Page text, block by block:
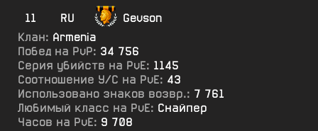
11
RU
Gevson
Клан: Armenia
Побед на PvP: 34 756
Серия убийств на PvE: 1145
Соотношение У/С на PvE: 43
Использовано знаков возвр.: 7 761
Любимый класс на PvE: Снайпер
Часов на PvE: 9 708